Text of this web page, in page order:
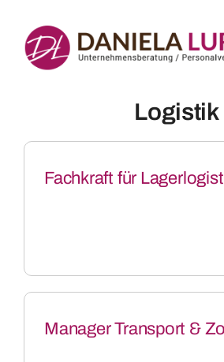
Inhalt
springen
Für Bewerber
Über Uns
Kontakt
Logistik
Fachkraft für
Manager Transport &